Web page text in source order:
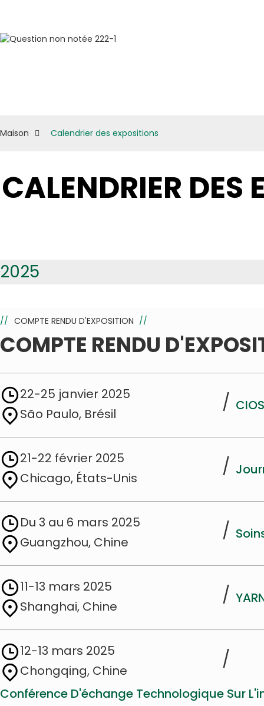
Maison Calendrier des expositions
CALENDRIER DES
2025
// COMPTE RENDU D'EXPOSITION //
COMPTE RENDU
22-25 janvier 2025
São Paulo, Brésil
/
21-22 février 2025
Chicago, États-Unis
/
Du 3 au 6 mars 2025
Guangzhou, Chine
/
11-13 mars 2025
Shanghai, Chine
/
12-13 mars 2025
Chongqing, Chine
/
Conférence D'échange Technologique Sur